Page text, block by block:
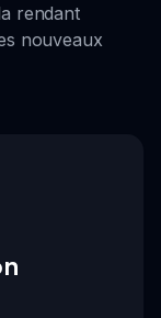
rendant
nouveaux